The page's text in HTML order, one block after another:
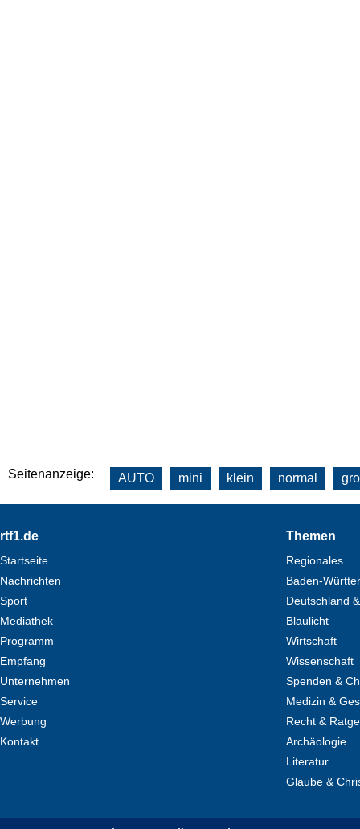
Seitenanzeige: AUTO mini klein normal
Footer
rtf1.de
Startseite
Nachrichten
Sport
Mediathek
Programm
Empfang
Unternehmen
Service
Werbung
Kontakt
Themen
Regionales
Baden-
Deutschland
Blaulicht
Wirtschaft
Wissenschaft
Spenden &
Medizin &
Recht &
Archäologie
Literatur
Glaube &